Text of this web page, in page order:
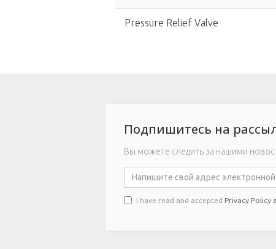
Pressure Relief Valve
Подпишитесь на
Вы можете следить за нашими
I have read and accepted Privacy Policy